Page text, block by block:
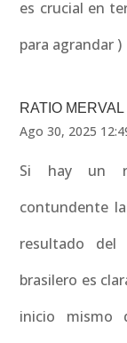
es crucial en
para agrandar )
RATIO
Ago 30, 2025
Si hay un
contundente
resultado del
brasilero es
inicio mismo